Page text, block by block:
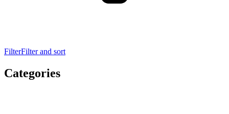
FilterFilter and sort
Categories